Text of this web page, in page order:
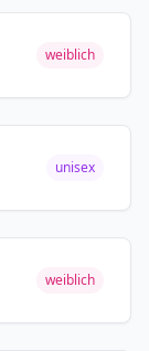
weiblich
unisex
weiblich